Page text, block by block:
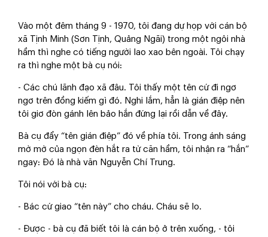
Vào một đêm tháng 9 - 1970, tôi đang dự họp với cán bộ
xã Tịnh Minh (Sơn Tịnh, Quảng Ngãi) trong một ngôi nhà
hầm thì nghe có tiếng người lao xao bên ngoài. Tôi chạy
ra thì nghe một bà cụ nói:
- Các chú lãnh đạo xã đâu. Tôi thấy một tên cứ đi ngơ
ngơ trên đồng kiếm gì đó. Nghi lắm, hẳn là gián điệp nên
tôi giơ đòn gánh lên bảo hắn đứng lại rồi dẫn về đây.
Bà cụ đẩy “tên gián điệp” đó về phía tôi. Trong ánh sáng
mờ mờ của ngọn đèn hắt ra từ căn hầm, tôi nhận ra “hắn”
ngay: Đó là nhà văn Nguyễn Chí Trung.
Tôi nói với bà cụ:
- Bác cứ giao “tên này” cho cháu. Cháu sẽ lo.
- Được - bà cụ đã biết tôi là cán bộ ở trên xuống, - tôi